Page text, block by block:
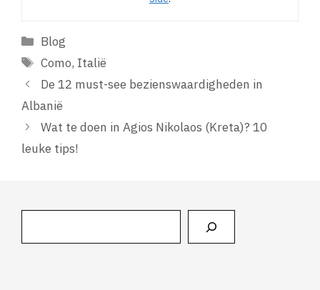
Categorieën
Blog
Tags
Como, Italië
De 12 must-see bezienswaardigheden in
Albanië
Wat te doen in Agios Nikolaos (Kreta)? 10
leuke tips!